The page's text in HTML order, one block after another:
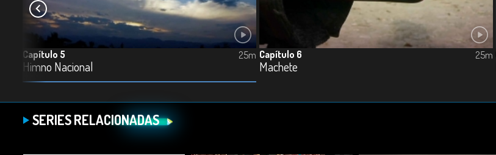
Capítulo 5
Himno Nacional
25m Capítulo 6
Machete
25m
SERIES RELACIONADAS